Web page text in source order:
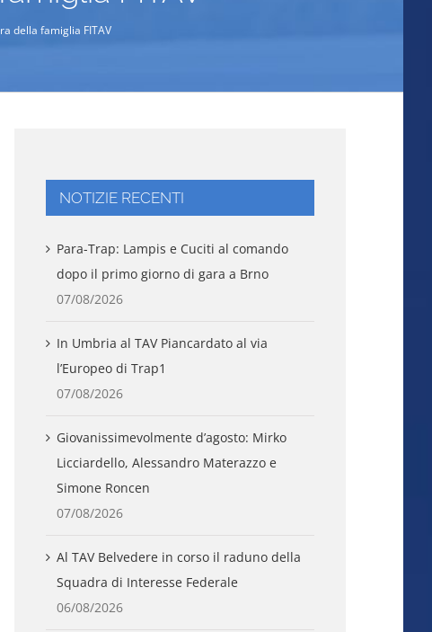
della famiglia FITAV
NOTIZIE RECENTI
Para-Trap: Lampis e Cuciti al comando
dopo il primo giorno di gara a Brno
07/08/2026
In Umbria al TAV Piancardato al via
l’Europeo di Trap1
07/08/2026
Giovanissimevolmente d’agosto: Mirko
Licciardello, Alessandro Materazzo e
Simone Roncen
07/08/2026
Al TAV Belvedere in corso il raduno della
Squadra di Interesse Federale
06/08/2026